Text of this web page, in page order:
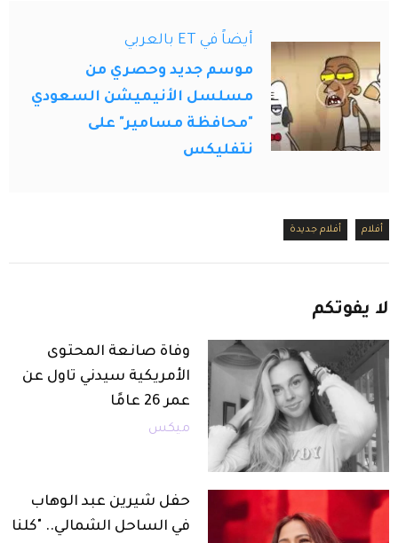
أيضاً في ET بالعربي
موسم جديد وحصري من
مسلسل الأنيميشن السعودي
"محافظة مسامير" على
نتفليكس
أفلام أفلام جديدة
لا يفوتكم
وفاة صانعة المحتوى
الأمريكية سيدني تاول عن
عمر 26 عامًا
ميكس
حفل شيرين عبد الوهاب
في الساحل الشمالي.. "كلنا